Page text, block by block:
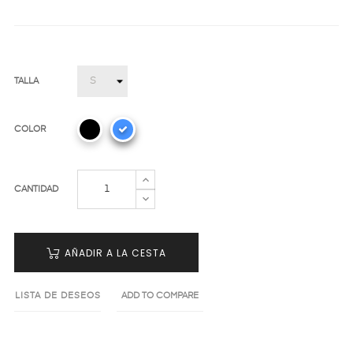
TALLA
COLOR
CANTIDAD
AÑADIR A LA CESTA
LISTA DE DESEOS ADD TO COMPARE